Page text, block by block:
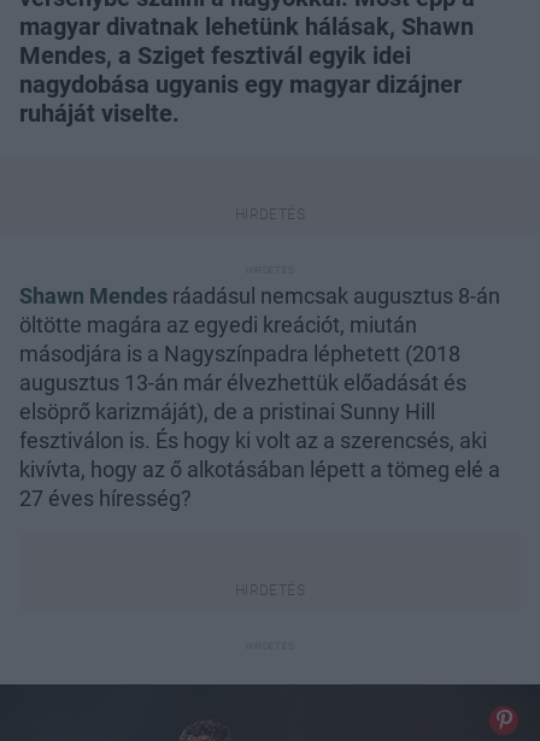
magyar divatnak lehetünk hálásak, Shawn
Mendes, a Sziget fesztivál egyik idei
nagydobása ugyanis egy magyar dizájner
ruháját viselte.
Shawn Mendes ráadásul nemcsak augusztus 8-án
öltötte magára az egyedi kreációt, miután
másodjára is a Nagyszínpadra léphetett (2018
augusztus 13-án már élvezhettük előadását és
elsöprő karizmáját), de a pristinai Sunny Hill
fesztiválon is. És hogy ki volt az a szerencsés, aki
kivívta, hogy az ő alkotásában lépett a tömeg elé a
27 éves híresség?